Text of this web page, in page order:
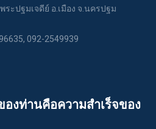
ะปฐมเจดีย์ อ.เมือง จ.นครปฐม
092-2549939
งท่านคือความสําเร็จของ